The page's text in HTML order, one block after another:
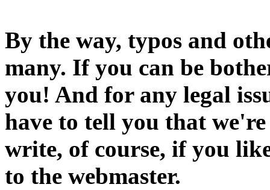
By the way, typos and
many. If you can be
you! And for any legal
have to tell you that
write, of course, if you
to the webmaster.